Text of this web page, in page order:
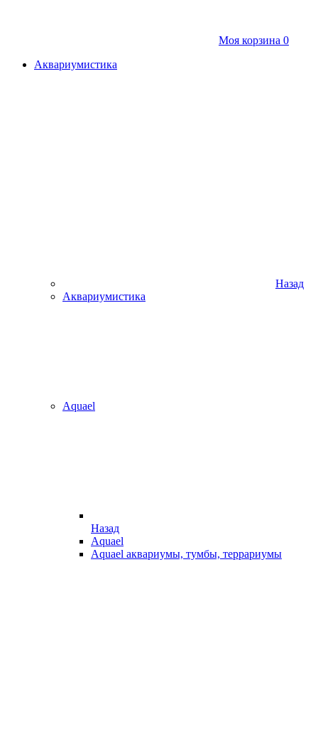
Моя корзина 0
Аквариумистика
Назад
Аквариумистика
Aquael
Назад
Aquael
Aquael аквариумы, тумбы, террариумы